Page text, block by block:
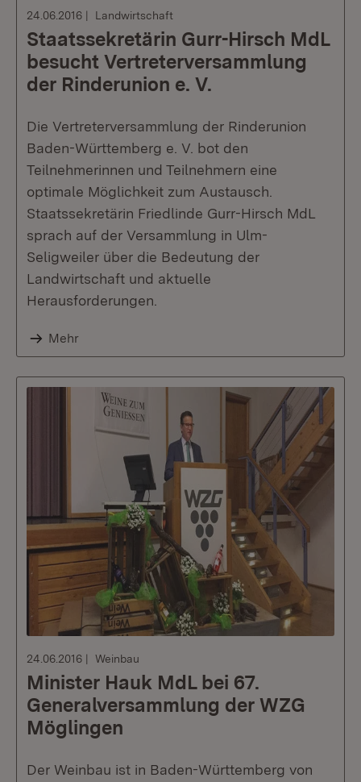
24.06.2016 Landwirtschaft
Staatssekretärin Gurr-Hirsch MdL
besucht Vertreterversammlung
der Rinderunion e. V.
Die Vertreterversammlung der Rinderunion
Baden-Württemberg e. V. bot den
Teilnehmerinnen und Teilnehmern eine
optimale Möglichkeit zum Austausch.
Staatssekretärin Friedlinde Gurr-Hirsch MdL
sprach auf der Versammlung in Ulm-
Seligweiler über die Bedeutung der
Landwirtschaft und aktuelle
Herausforderungen.
Mehr
24.06.2016 Weinbau
Minister Hauk MdL bei 67.
Generalversammlung der WZG
Möglingen
Der Weinbau ist in Baden-Württemberg von